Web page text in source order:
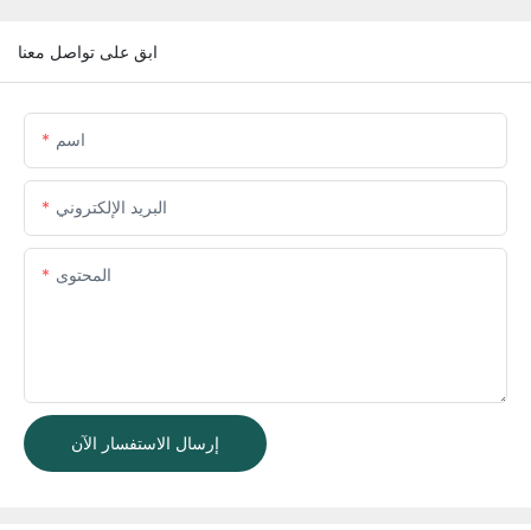
ابق على تواصل معنا
اسم
البريد الإلكتروني
المحتوى
إرسال الاستفسار الآن